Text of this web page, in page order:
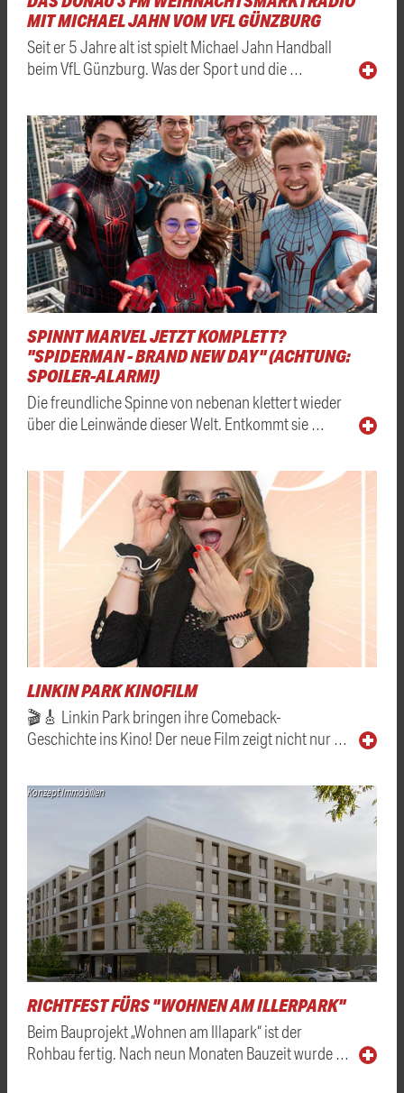
MIT MICHAEL JAHN VOM VFL GÜNZBURG
Seit er 5 Jahre alt ist spielt Michael Jahn Handball
beim VfL Günzburg. Was der Sport und die …
SPINNT MARVEL JETZT KOMPLETT?
"SPIDERMAN - BRAND NEW DAY" (ACHTUNG:
SPOILER-ALARM!)
Die freundliche Spinne von nebenan klettert wieder
über die Leinwände dieser Welt. Entkommt sie …
LINKIN PARK KINOFILM
🎬🎸 Linkin Park bringen ihre Comeback-
Geschichte ins Kino! Der neue Film zeigt nicht nur …
Konzept Immobilien
RICHTFEST FÜRS "WOHNEN AM ILLERPARK"
Beim Bauprojekt „Wohnen am Illapark“ ist der
Rohbau fertig. Nach neun Monaten Bauzeit wurde …